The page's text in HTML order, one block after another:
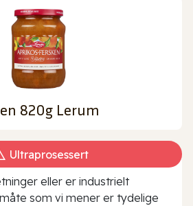
820g Lerum
Ultraprosessert
eller er industrielt
som vi mener er tydelige